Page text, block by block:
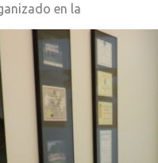
en la